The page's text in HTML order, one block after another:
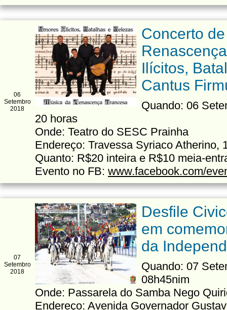
06
Setembro
2018
Concerto
Ilícitos,
Cantus
Quando: 06
20 horas
Onde: Teatro do SESC Prainha
Endereço: Travessa Syriaco Atherino,
Quanto: R$20 inteira e R$10 meia-
Evento no FB: www.facebook.com/
07
Setembro
2018
Desfile
em
da
Quando: 07
08h45nim
Onde: Passarela do Samba Nego
Endereço: Avenida Governador